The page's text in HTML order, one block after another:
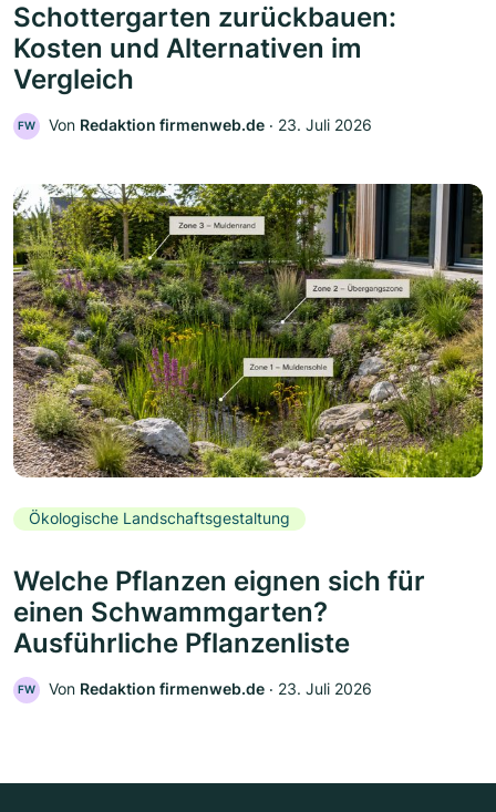
Schottergarten zurückbauen:
Kosten und Alternativen im
Vergleich
FW Von Redaktion firmenweb.de ‧ 23. Juli 2026
Ökologische Landschaftsgestaltung
Welche Pflanzen eignen sich für
einen Schwammgarten?
Ausführliche Pflanzenliste
FW Von Redaktion firmenweb.de ‧ 23. Juli 2026